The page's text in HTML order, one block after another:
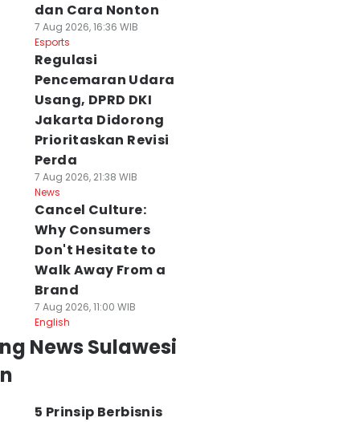
dan Cara Nonton
7 Aug 2026, 16:36 WIB
Esports
Regulasi
Pencemaran Udara
Usang, DPRD DKI
Jakarta Didorong
Prioritaskan Revisi
Perda
7 Aug 2026, 21:38 WIB
News
Cancel Culture:
Why Consumers
Don't Hesitate to
Walk Away From a
Brand
7 Aug 2026, 11:00 WIB
English
News Sulawesi
5 Prinsip Berbisnis